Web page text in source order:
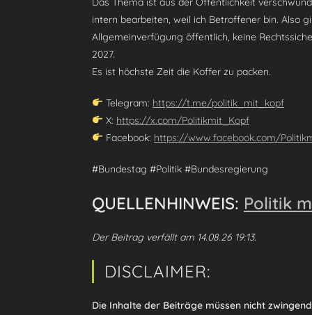
intern bearbeiten, weil ich Betroffener bin. Also
Allgemeinverfügung öffentlich, keine
2027.
Es ist höchste Zeit die Koffer zu packen.
Telegram: https://t.me/politik_mit_kopf
X: https://x.com/Politikmit_Kopf
Facebook: https://www.facebook.com/
#Bundestag #Politik #Bundesregierung
QUELLENHINWEIS: Politik
Der Beitrag verfällt am 14.08.26 19:13.
DISCLAIMER:
Die Inhalte der Beiträge müssen nicht